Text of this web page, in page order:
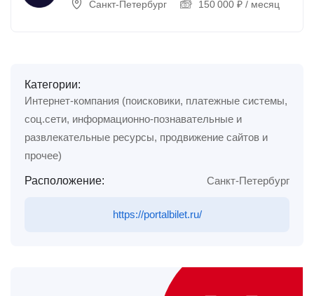
Санкт-Петербург 150 000 ₽ / месяц
Категории:
Интернет-компания (поисковики, платежные системы,
соц.сети, информационно-познавательные и
развлекательные ресурсы, продвижение сайтов и
прочее)
Расположение: Санкт-Петербург
https://portalbilet.ru/